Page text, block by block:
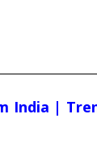
India |